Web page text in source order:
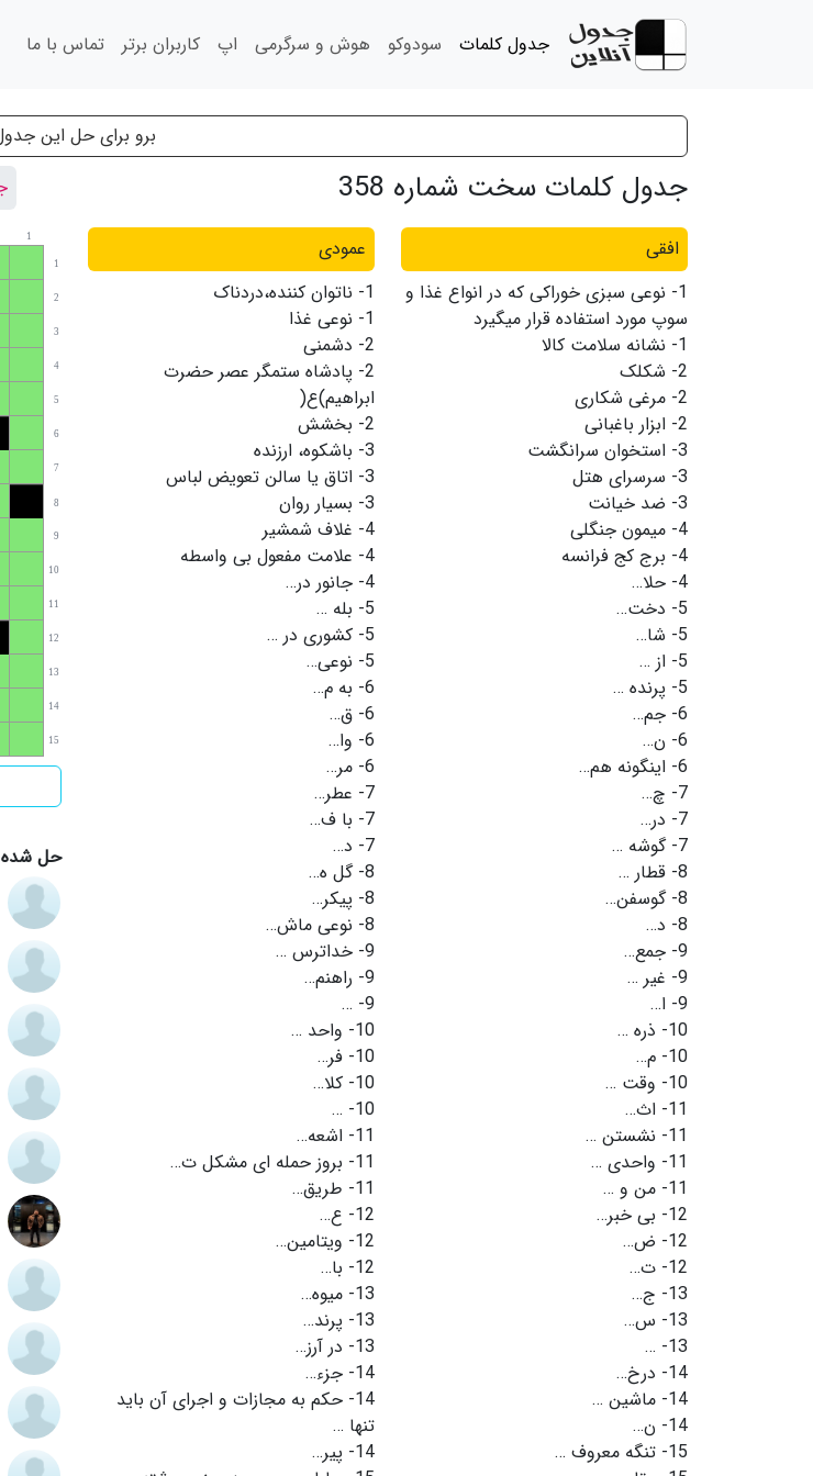
جدول کلمات سودوکو هوش و سرگرمی اپ کاربران برتر تماس با ما
برو برای حل این
جدول کلمات سخت شماره 358
1
1
2
3
4
5
6
7
8
9
10
11
12
13
14
15
حل شده
افقی
1- نوعی سبزی خوراکی که در انواع غذا و
سوپ مورد استفاده قرار میگیرد
1- نشانه سلامت کالا
2- شکلک
2- مرغی شکاری
2- ابزار باغبانی
3- استخوان سرانگشت
3- سرسرای هتل
3- ضد خیانت
4- میمون جنگلی
4- برج کج فرانسه
4- حلا…
5- دخت…
5- شا…
5- از …
5- پرنده …
6- جم…
6- ن…
6- اینگونه هم…
7- چ…
7- در…
7- گوشه …
8- قطار …
8- گوسفن…
8- د…
9- جمع…
9- غیر …
9- ا…
10- ذره …
10- م…
10- وقت …
11- اث…
11- نشستن …
11- واحدی …
11- من و …
12- بی خبر…
12- ض…
12- ت…
13- ج…
13- س…
13-
…
14- درخ…
14- ماشين …
14- ن…
15- تنگه معروف …
عمودی
1- ناتوان کننده،دردناک
1- نوعی غذا
2- دشمنی
2- پادشاه ستمگر عصر حضرت
ابراهیم)ع(
2- بخشش
3- باشکوه، ارزنده
3- اتاق یا سالن تعویض لباس
3- بسیار روان
4- غلاف شمشیر
4- علامت مفعول بی واسطه
4- جانور در…
5- بله …
5- کشوری در …
5- نوعی…
6- به م…
6- ق…
6- وا…
6- مر…
7- عطر…
7- با ف…
7- د…
8- گل ه…
8- پیکر…
8- نوعی ماش…
9- خداترس …
9- راهنم…
9-
…
10- واحد …
10- فر…
10- کلا…
10-
…
11- اشعه…
11- بروز حمله ای مشکل ت…
11- طریق…
12- ع…
12- ویتامین…
12- با…
13- میوه…
13- پرند…
13- در آرز…
14- جزء…
14- حکم به مجازات و اجرای آن باید
تنها …
14- پیر…